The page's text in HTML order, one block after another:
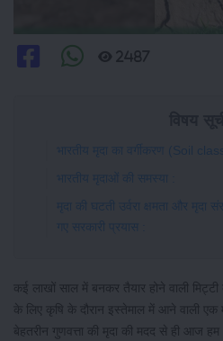
2487
भारतीय मृदा का वर्गीकरण (Soil
भारतीय मृदाओं की समस्या :
मृदा की घटती उर्वरा क्षमता और मृदा
गए सरकारी प्रयास :
कई लाखों साल में बनकर तैयार होने वाली मिट्टी
के लिए कृषि के दौरान इस्तेमाल में आने वाली एक
बेहतरीन गुणवत्ता की मृदा की मदद से ही आज